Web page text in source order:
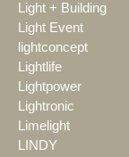
Light + Building
Light Event
lightconcept
Lightlife
Lightpower
Lightronic
Limelight
LINDY